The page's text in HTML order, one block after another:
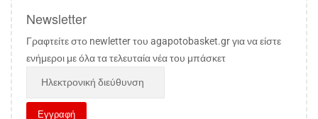
Newsletter
Γραφτείτε στο newletter του agapotobasket.gr για να είστε
ενήμεροι με όλα τα τελευταία νέα του μπάσκετ